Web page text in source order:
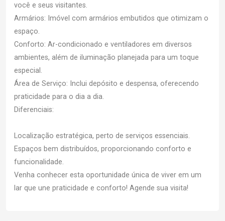
você e seus visitantes.
Armários: Imóvel com armários embutidos que otimizam o
espaço.
Conforto: Ar-condicionado e ventiladores em diversos
ambientes, além de iluminação planejada para um toque
especial.
Área de Serviço: Inclui depósito e despensa, oferecendo
praticidade para o dia a dia.
Diferenciais:
Localização estratégica, perto de serviços essenciais.
Espaços bem distribuídos, proporcionando conforto e
funcionalidade.
Venha conhecer esta oportunidade única de viver em um
lar que une praticidade e conforto! Agende sua visita!